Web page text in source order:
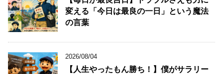
変える「今日は最良の一日」という魔法
の言葉
2026/08/04
【人生やったもん勝ち！】僕がサラリー